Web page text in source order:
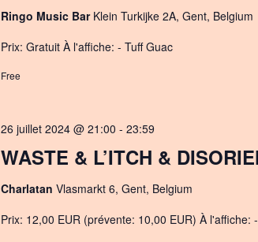
Ringo Music Bar Klein Turkijke 2A, Gent, Belgium
Prix: Gratuit À l'affiche: - Tuff Guac
Free
WASTE & L’ITCH &
26 juillet 2024 @ 21:00 - 23:59
Charlatan Vlasmarkt 6, Gent, Belgium
Prix: 12,00 EUR (prévente: 10,00 EUR) À l'affiche: